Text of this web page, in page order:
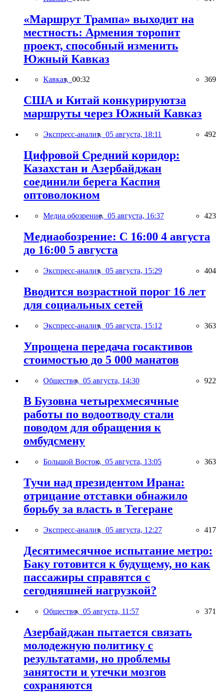
«Маршрут Трампа» выходит на
местность: Армения торопит
проект, способный изменить
Южный Кавказ
Кавказ, 00:32 369
США и Китай конкурируютза
маршруты через Южный Кавказ
Экспресс-анализ, 05 августа, 18:11 492
Цифровой Средний коридор:
Казахстан и Азербайджан
соединили берега Каспия
оптоволокном
Медиа обозрение, 05 августа, 16:37 423
Медиаобозрение: С 16:00 4 августа
до 16:00 5 августа
Экспресс-анализ, 05 августа, 15:29 404
Вводится возрастной порог 16 лет
для социальных сетей
Экспресс-анализ, 05 августа, 15:12 363
Упрощена передача госактивов
стоимостью до 5 000 манатов
Общество, 05 августа, 14:30 922
В Бузовна четырехмесячные
работы по водоотводу стали
поводом для обращения к
омбудсмену
Большой Восток, 05 августа, 13:05 363
Тучи над президентом Ирана:
отрицание отставки обнажило
борьбу за власть в Тегеране
Экспресс-анализ, 05 августа, 12:27 417
Десятимесячное испытание метро:
Баку готовится к будущему, но как
пассажиры справятся с
сегодняшней нагрузкой?
Общество, 05 августа, 11:57 371
Азербайджан пытается связать
молодежную политику с
результатами, но проблемы
занятости и утечки мозгов
сохраняются